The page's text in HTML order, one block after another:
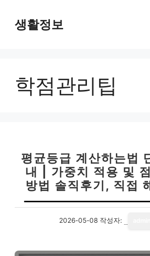
생활정보
학점관리팁
평균등급 계산하는법
내 | 가중치 적용 및
방법 솔직후기, 직접
2026-05-08 작성자: